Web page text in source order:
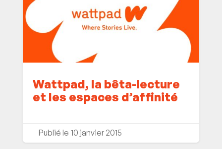
Wattpad, la bêta-lecture
et les espaces d’affinité
10 janvier 2015